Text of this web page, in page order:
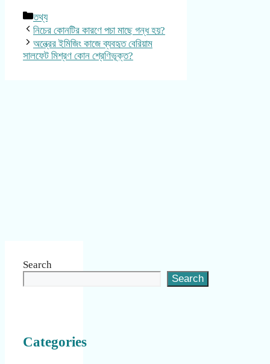
Categories
তথ্য
নিচের কোনটির কারণে পচা মাছে গন্ধ হয়?
অন্ত্রের ইমিজিং কাজে ব্যবহৃত বেরিয়াম
সালফেট মিশ্রণ কোন শ্রেণিভূক্ত?
Search
Search
Categories